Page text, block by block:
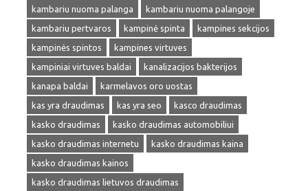
kambariu nuoma palanga
kambariu nuoma palangoje
kambariu pertvaros
kampinė spinta
kampines sekcijos
kampinės spintos
kampines virtuves
kampiniai virtuves baldai
kanalizacijos bakterijos
kanapa baldai
karmelavos oro uostas
kas yra draudimas
kas yra seo
kasco draudimas
kasko draudimas
kasko draudimas automobiliui
kasko draudimas internetu
kasko draudimas kaina
kasko draudimas kainos
kasko draudimas lietuvos draudimas